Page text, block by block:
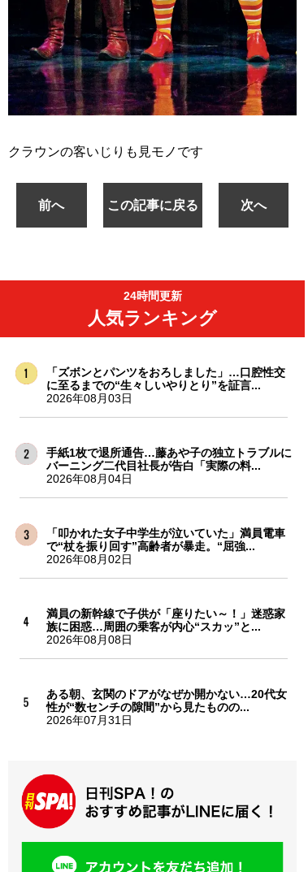
クラウンの客いじりも見モノです
前へ この記事に戻る 次へ
24時間更新
人気ランキング
「ズボンとパンツをおろしました」…口腔性交
に至るまでの“生々しいやりとり”を証言...
2026年08月03日
手紙1枚で退所通告…藤あや子の独立トラブルに
バーニング二代目社長が告白「実際の料...
2026年08月04日
「叩かれた女子中学生が泣いていた」満員電車
で“杖を振り回す”高齢者が暴走。“屈強...
2026年08月02日
満員の新幹線で子供が「座りたい～！」迷惑家
族に困惑…周囲の乗客が内心“スカッ”と...
2026年08月08日
ある朝、玄関のドアがなぜか開かない…20代女
性が“数センチの隙間”から見たものの...
2026年07月31日